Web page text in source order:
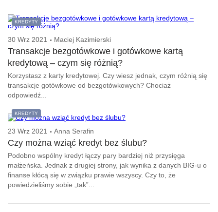
KREDYTY
30 Wrz 2021 Maciej Kazimierski
Transakcje bezgotówkowe i gotówkowe kartą
kredytową – czym się różnią?
Korzystasz z karty kredytowej. Czy wiesz jednak, czym różnią się
transakcje gotówkowe od bezgotówkowych? Chociaż
odpowiedź...
KREDYTY
23 Wrz 2021 Anna Serafin
Czy można wziąć kredyt bez ślubu?
Podobno wspólny kredyt łączy pary bardziej niż przysięga
małżeńska. Jednak z drugiej strony, jak wynika z danych BIG-u o
finanse kłócą się w związku prawie wszyscy. Czy to, że
powiedzieliśmy sobie „tak”...